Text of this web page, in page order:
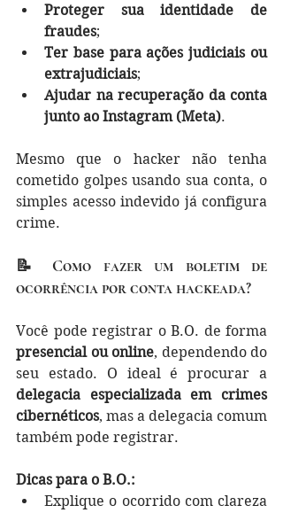
Proteger sua identidade de
fraudes;
Ter base para ações judiciais ou
extrajudiciais;
Ajudar na recuperação da conta
junto ao Instagram (Meta).
Mesmo que o hacker não tenha
cometido golpes usando sua conta, o
simples acesso indevido já configura
crime.
📝 Como fazer um boletim de
ocorrência por conta hackeada?
presencial ou online, dependendo do
delegacia especializada em crimes
cibernéticos, mas a delegacia comum
também pode registrar.
Dicas para o B.O.:
Explique o ocorrido com clareza